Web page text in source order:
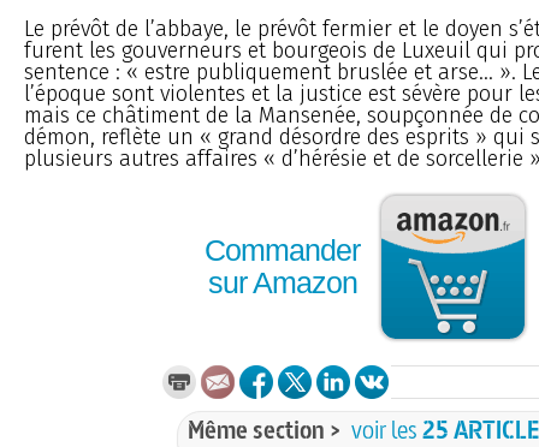
Le prévôt de l’abbaye, le prévôt fermier et le doyen
furent les gouverneurs et bourgeois de Luxeuil qui
sentence : « estre publiquement bruslée et arse... ».
l’époque sont violentes et la justice est sévère pour
mais ce châtiment de la Mansenée, soupçonnée de
démon, reflète un « grand désordre des esprits » qui
plusieurs autres affaires « d’hérésie et de sorcellerie
Commander
sur Amazon
Même section > voir les25